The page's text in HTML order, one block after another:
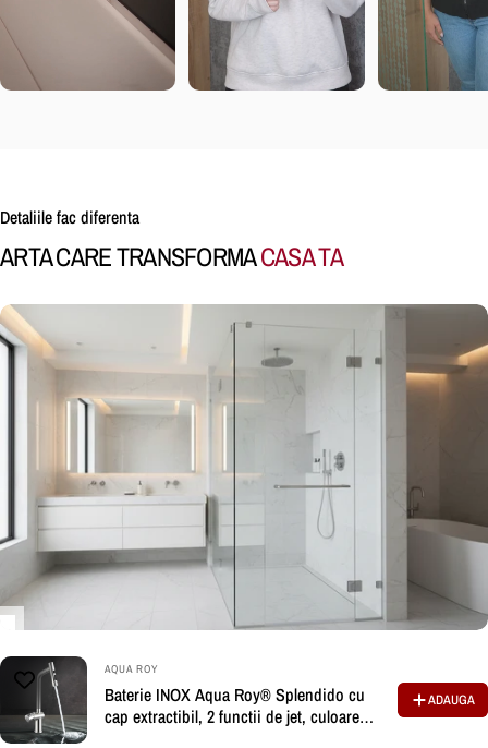
Detaliile fac diferenta
ARTA CARE TRANSFORMACASA TA
AQUA ROY
Baterie INOX Aqua Roy® Splendido cu
cap extractibil, 2 functii de jet, culoare
ADAUGA